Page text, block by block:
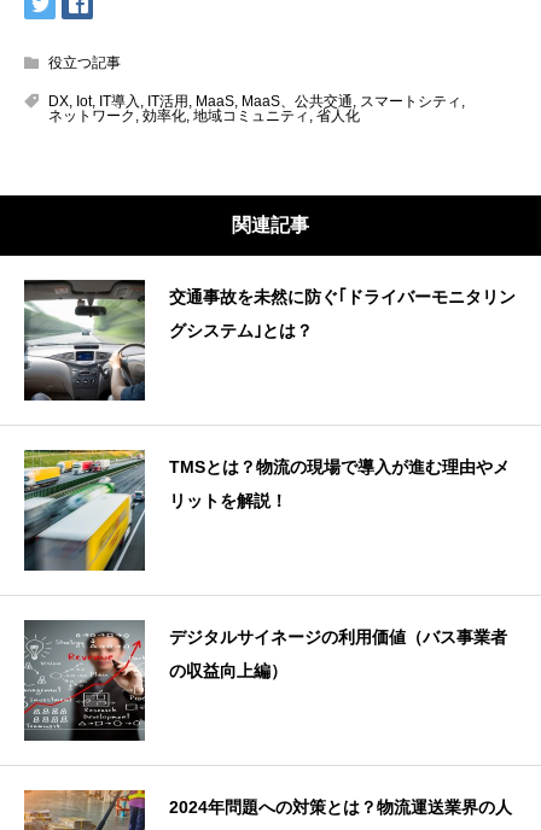
役立つ記事
DX, Iot, IT導入 , IT活用 , MaaS, MaaS、公共交通, スマートシティ ,
ネットワーク , 効率化, 地域コミュニティ , 省人化
関連記事
交通事故を未然に防ぐ｢ドライバーモニタリン
グシステム｣とは？
TMSとは？物流の現場で導入が進む理由やメ
リットを解説！
デジタルサイネージの利用価値（バス事業者
の収益向上編）
2024年問題への対策とは？物流運送業界の人